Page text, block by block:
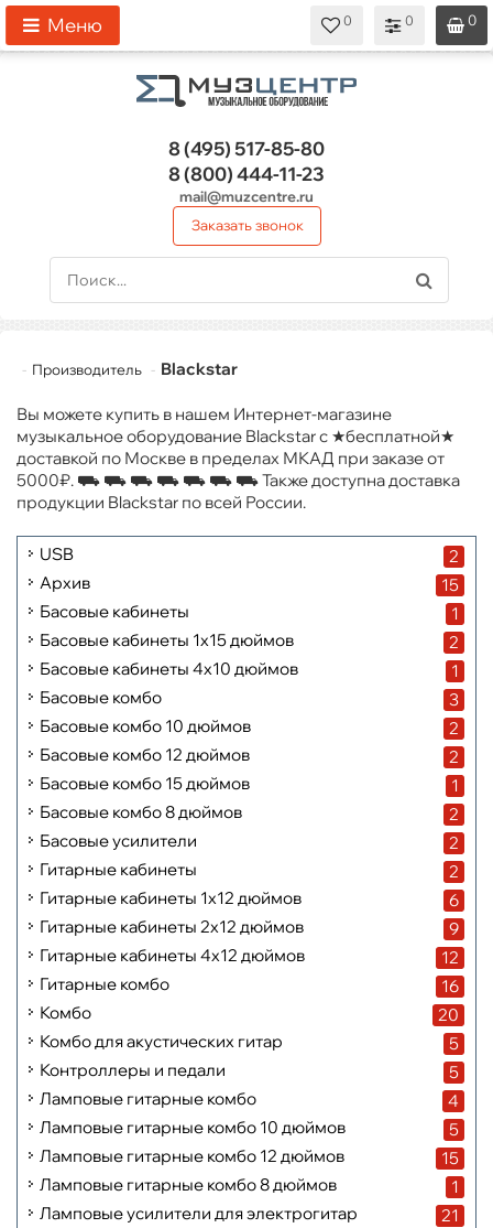
0
0
0
Меню
8 (495)517-85-80
8 (800)444-11-23
mail@muzcentre.ru
Заказать звонок
Производитель Blackstar
Вы можете купить в нашем Интернет-магазине
музыкальное оборудование Blackstar с ★бесплатной★
доставкой по Москве в пределах МКАД при заказе от
5000₽. ⛟ ⛟ ⛟ ⛟ ⛟ ⛟ ⛟ Также доступна доставка
продукции Blackstar по всей России.
USB
2
Архив
15
Басовые кабинеты
1
Басовые кабинеты 1x15 дюймов
2
Басовые кабинеты 4x10 дюймов
1
Басовые комбо
3
Басовые комбо 10 дюймов
2
Басовые комбо 12 дюймов
2
Басовые комбо 15 дюймов
1
Басовые комбо 8 дюймов
2
Басовые усилители
2
Гитарные кабинеты
2
Гитарные кабинеты 1x12 дюймов
6
Гитарные кабинеты 2x12 дюймов
9
Гитарные кабинеты 4x12 дюймов
12
Гитарные комбо
16
Комбо
20
Комбо для акустических гитар
5
Контроллеры и педали
5
Ламповые гитарные комбо
4
Ламповые гитарные комбо 10 дюймов
5
Ламповые гитарные комбо 12 дюймов
15
Ламповые гитарные комбо 8 дюймов
1
Ламповые усилители для электрогитар
21